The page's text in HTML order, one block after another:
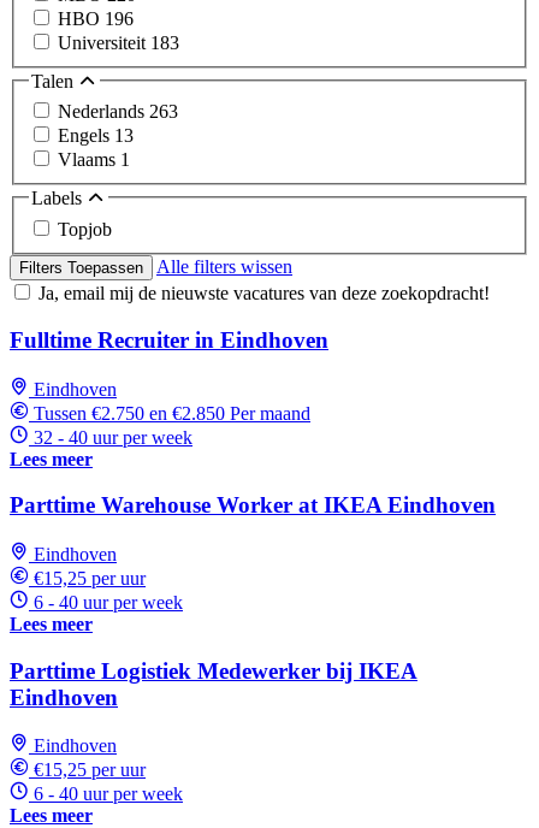
HBO 196
Universiteit 183
Talen
Nederlands 263
Engels 13
Vlaams 1
Labels
Topjob
Filters Toepassen
Alle filters wissen
Ja, email mij de nieuwste vacatures van deze zoekopdracht!
Fulltime Recruiter in Eindhoven
Eindhoven
Tussen €2.750 en €2.850 Per maand
32 - 40 uur per week
Lees meer
Parttime Warehouse Worker at IKEA Eindhoven
Eindhoven
€15,25 per uur
6 - 40 uur per week
Lees meer
Parttime Logistiek Medewerker bij IKEA
Eindhoven
Eindhoven
€15,25 per uur
6 - 40 uur per week
Lees meer